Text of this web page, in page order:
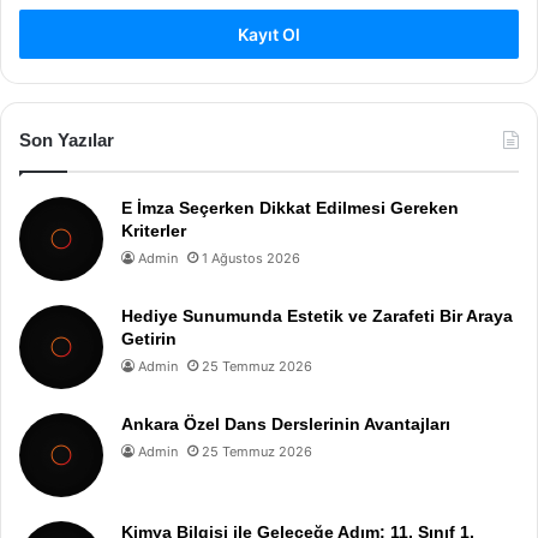
Kayıt Ol
Son Yazılar
E İmza Seçerken Dikkat Edilmesi Gereken
Kriterler
Admin 1 Ağustos 2026
Hediye Sunumunda Estetik ve Zarafeti Bir Araya
Getirin
Admin 25 Temmuz 2026
Ankara Özel Dans Derslerinin Avantajları
Admin 25 Temmuz 2026
Kimya Bilgisi ile Geleceğe Adım: 11. Sınıf 1.